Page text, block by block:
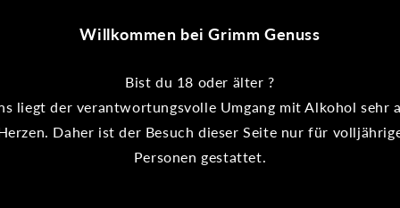
Likör Liebster Roland Wildorangen Likör
Normaler
€25,00 EUR
Willkommen bei Grimm Genuss
Bist du 18 oder älter ?
liegt der verantwortungsvolle Umgang mit Alkohol sehr
Daher ist der Besuch dieser Seite nur für
Personen gestattet.